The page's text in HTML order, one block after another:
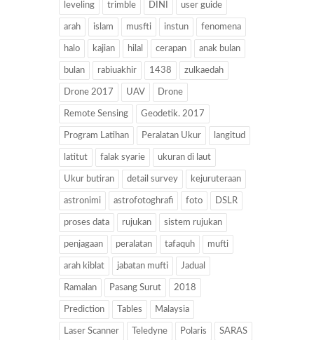
leveling trimble DINI user guide
arah islam musfti instun fenomena
halo kajian hilal cerapan anak bulan
bulan rabiuakhir 1438 zulkaedah
Drone 2017 UAV Drone
Remote Sensing Geodetik. 2017
Program Latihan Peralatan Ukur langitud
latitut falak syarie ukuran di laut
Ukur butiran detail survey kejuruteraan
astronimi astrofotoghrafi foto DSLR
proses data rujukan sistem rujukan
penjagaan peralatan tafaquh mufti
arah kiblat jabatan mufti Jadual
Ramalan Pasang Surut 2018
Prediction Tables Malaysia
Laser Scanner Teledyne Polaris SARAS